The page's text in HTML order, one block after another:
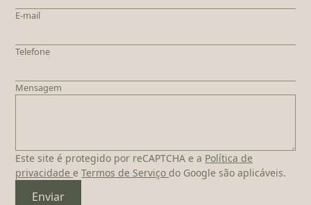
E-mail
Telefone
Mensagem
Este site é protegido por reCAPTCHA e a Política de
privacidade eTermos de Serviço do Google são aplicáveis.
Enviar